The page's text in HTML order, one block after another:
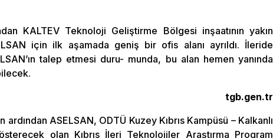
KALTEV Teknoloji Geliştirme Bölgesi inşaatının yakın
için ilk aşamada geniş bir ofis alanı ayrıldı. İleride
talep etmesi duru- munda, bu alan hemen yanında
tgb.gen.tr
ASELSAN, ODTÜ Kuzey Kıbrıs Kampüsü – Kalkanlı
olan Kıbrıs İleri Teknolojiler Araştırma Program